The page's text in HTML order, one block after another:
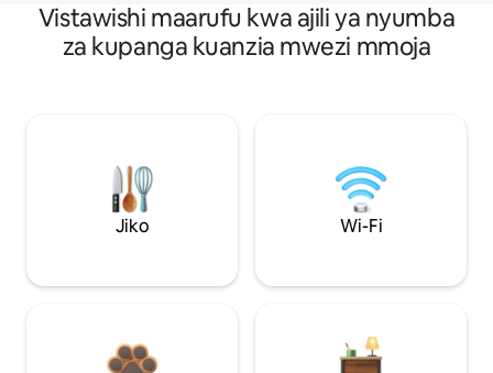
Vistawishi maarufu kwa ajili ya nyumba
za kupanga kuanzia mwezi mmoja
Jiko Wi-Fi